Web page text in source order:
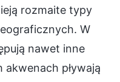
rozmaite typy
W
nawet inne
pływają